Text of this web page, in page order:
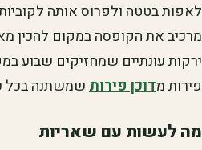
לאפות בטטה ולפרוס אותה
מרכיב את הקופסה במקום להכין
ירקות עונתיים שמחזיקים שבוע
פירות מדוכן פירותשמשתנה בכל
מה לעשות עם שאריות